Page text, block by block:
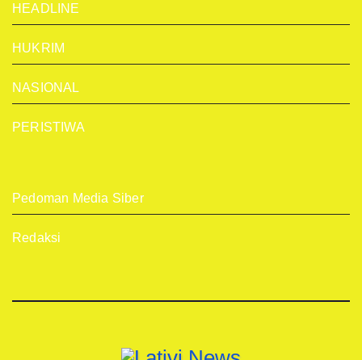
HEADLINE
HUKRIM
NASIONAL
PERISTIWA
Pedoman Media Siber
Redaksi